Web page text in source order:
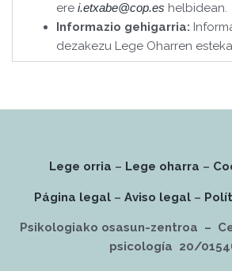
ere i.etxabe@cop.es helbidean.
Informazio gehigarria:
dezakezu Lege Oharren
Lege orria – Lege oharra –
Página legal – Aviso legal –
Psikologiako osasun-zentroa –
psicología 20/